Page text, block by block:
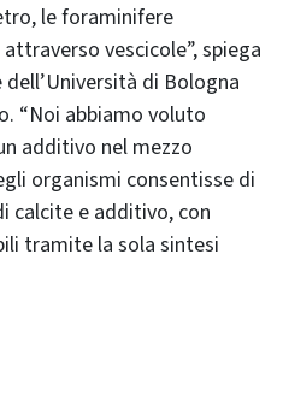
le foraminifere
vescicole”, spiega
dell’Università di Bologna
“Noi abbiamo voluto
additivo nel mezzo
organismi consentisse di
calcite e additivo, con
tramite la sola sintesi